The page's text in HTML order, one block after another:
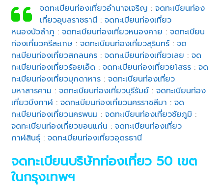
จดทะเบียนท่องเที่ยวอำนาจเจริญ : จดทะเบียนท่อง
เที่ยวอุบลราชธานี: จดทะเบียนท่องเที่ยว
หนองบัวลำภู :จดทะเบียนท่องเที่ยวหนองคาย :จดทะเบียน
ท่องเที่ยวศรีสะเกษ :จดทะเบียนท่องเที่ยวสุรินทร์ :จด
ทะเบียนท่องเที่ยวสกลนคร :จดทะเบียนท่องเที่ยวเลย :จด
ทะเบียนท่องเที่ยวร้อยเอ็ด :จดทะเบียนท่องเที่ยวยโสธร :จด
ทะเบียนท่องเที่ยวมุกดาหาร :จดทะเบียนท่องเที่ยว
มหาสารคาม :จดทะเบียนท่องเที่ยวบุรีรัมย์ :จดทะเบียนท่อง
เที่ยวบึงกาฬ :จดทะเบียนท่องเที่ยวนครราชสีมา :จด
ทะเบียนท่องเที่ยวนครพนม :จดทะเบียนท่องเที่ยวชัยภูมิ :
จดทะเบียนท่องเที่ยวขอนแก่น :จดทะเบียนท่องเที่ยว
กาฬสินธุ์ :จดทะเบียนท่องเที่ยวอุดรธานี
จดทะเบียนบริษัทท่องเที่ยว 50 เขต
ในกรุงเทพฯ